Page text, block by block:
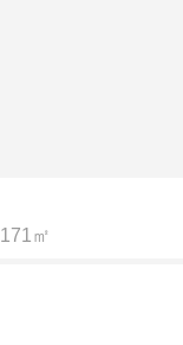
㎡